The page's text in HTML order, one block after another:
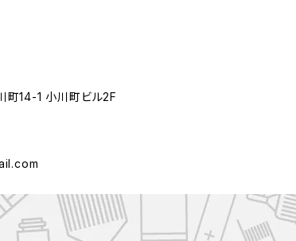
町14-1 小川町ビル2F